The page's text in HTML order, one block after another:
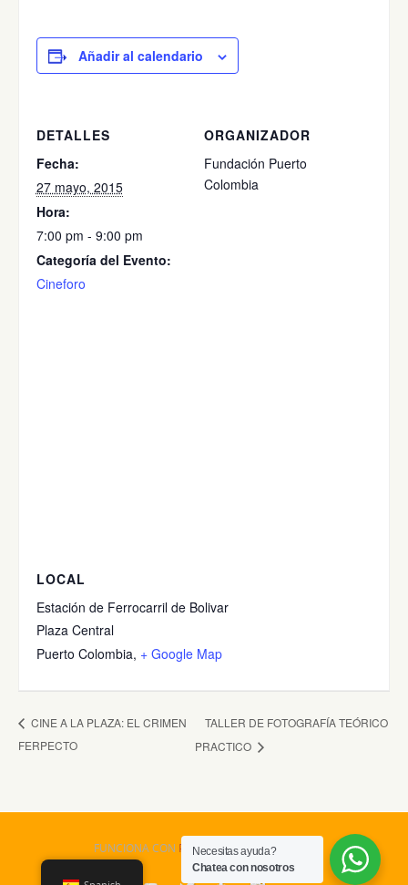
Añadir al calendario
DETALLES
Fecha:
27 mayo, 2015
Hora:
7:00 pm - 9:00 pm
Categoría del Evento:
Cineforo
ORGANIZADOR
Fundación Puerto
Colombia
LOCAL
Estación de Ferrocarril de Bolivar
Plaza Central
Puerto Colombia, + Google Map
CINE A LA PLAZA: EL CRIMEN
FERPECTO
TALLER DE FOTOGRAFÍA TEÓRICO
PRACTICO
FUNCIONA CON PARABOLA&WORDPRESS.
Necesitas ayuda?
Chatea con nosotros